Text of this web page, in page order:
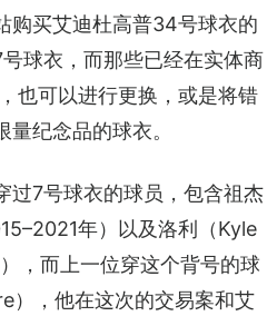
购买艾迪杜高普34号球衣的
球衣，而那些已经在实体商
也可以进行更换，或是将错
纪念品的球衣。
过7号球衣的球员，包含祖杰
年）以及洛利（Kyle
，而上一位穿这个背号的球
），他在这次的交易案和艾